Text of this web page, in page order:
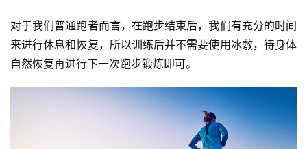
对于我们普通跑者而言，在跑步结束后，我们有充分的时间
来进行休息和恢复，所以训练后并不需要使用冰敷，待身体
自然恢复再进行下一次跑步锻炼即可。